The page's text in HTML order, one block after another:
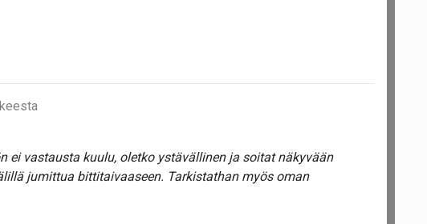
ei vastausta kuulu, oletko ystävällinen ja soitat näkyvään
jumittua bittitaivaaseen. Tarkistathan myös oman